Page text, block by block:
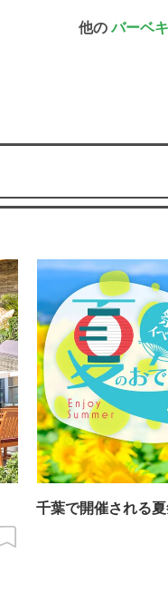
他のバーベ
千葉で開催される